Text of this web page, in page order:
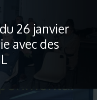
26 janvier
avec des